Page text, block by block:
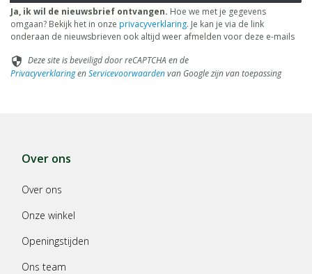
Ja, ik wil de nieuwsbrief ontvangen. Hoe we met je gegevens
omgaan? Bekijk het in onze privacyverklaring. Je kan je via de link
onderaan de nieuwsbrieven ook altijd weer afmelden voor deze e-mails
security Deze site is beveiligd door reCAPTCHA en de
PrivacyverklaringenServicevoorwaardenvan Google zijn van toepassing
Over ons
Over ons
Onze winkel
Openingstijden
Ons team